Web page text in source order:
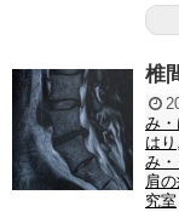
椎
み・
はり ,
み
肩
究室